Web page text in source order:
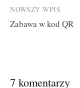
NOWSZY WPIS
Zabawa w kod QR
7 komentarzy